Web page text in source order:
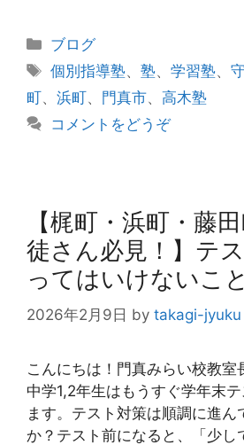
カ
テ
リ
ー
ブログ
タ
グ
個別指導塾、塾、学習塾、
町、 浜町、 門真市、 高木塾
コメントをどうぞ
【梶町・浜町・藤
徒さん必見！】テ
ってはいけないこ
2026年2月9日 by takagi-jyuku
こんにちは！門真みらい校教室
中学1,2年生はもうすぐ学年末
ます。テスト対策は順調に進ん
か？テスト前になると、「少し